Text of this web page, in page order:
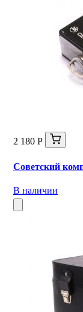
2 180 Р
Советский
В наличии